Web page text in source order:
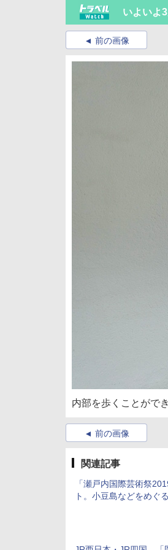
いよいよ
前の画像
内部を歩くことがで
前の画像
関連記事
「瀬戸内国際芸術祭
ト。小豆島などをめぐ